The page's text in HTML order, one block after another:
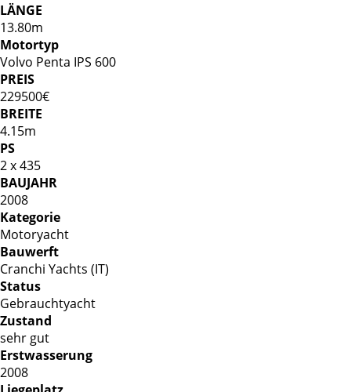
LÄNGE
13.80m
Motortyp
Volvo Penta IPS 600
PREIS
229500€
BREITE
4.15m
PS
2 x 435
BAUJAHR
2008
Kategorie
Motoryacht
Bauwerft
Cranchi Yachts (IT)
Status
Gebrauchtyacht
Zustand
sehr gut
Erstwasserung
2008